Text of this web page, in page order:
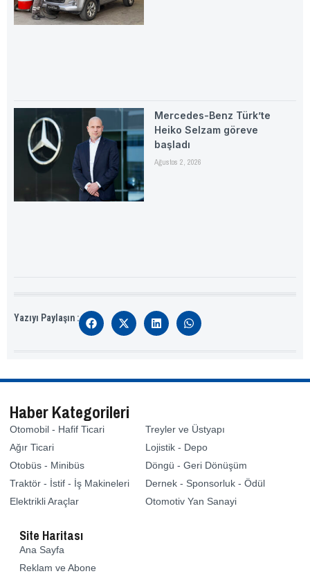
Mercedes-Benz Türk’te
Heiko Selzam göreve
başladı
Ağustos 2, 2026
Yazıyı Paylaşın :
Haber Kategorileri
Otomobil - Hafif Ticari
Ağır Ticari
Otobüs - Minibüs
Traktör - İstif - İş Makineleri
Elektrikli Araçlar
Treyler ve Üstyapı
Lojistik - Depo
Döngü - Geri Dönüşüm
Dernek - Sponsorluk - Ödül
Otomotiv Yan Sanayi
Site Haritası
Ana Sayfa
Reklam ve Abone